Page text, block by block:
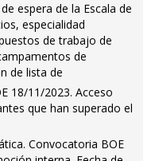
espera de la Escala de
especialidad
de trabajo de
de
de lista de
18/11/2023. Acceso
que han superado el
Convocatoria BOE